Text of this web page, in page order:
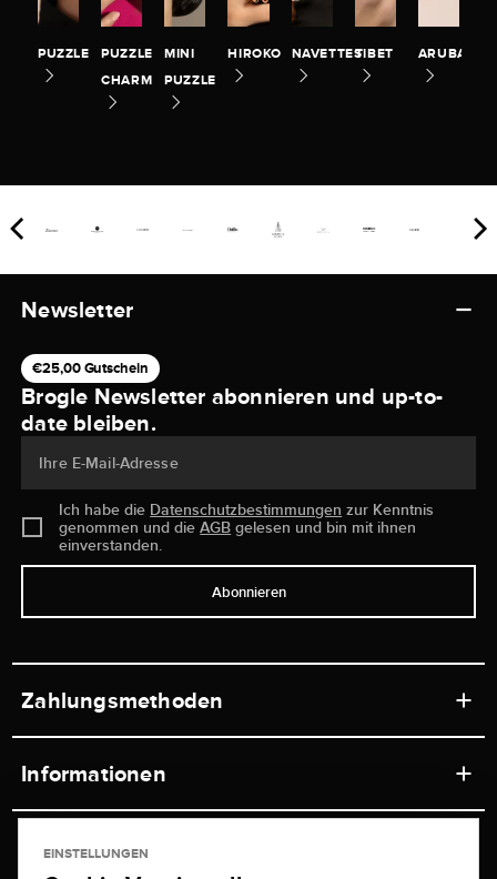
PUZZLE
PUZZLE
CHARM
MINI
PUZZLE
HIROKO NAVETTESTIBET ARUBA
Newsletter
€25,00 Gutschein
Brogle Newsletter abonnieren und up-to-
date bleiben.
Ihre E-Mail-Adresse
Ich habe die Datenschutzbestimmungen zur Kenntnis
genommen und dieAGB gelesen und bin mit ihnen
einverstanden.
Abonnieren
Zahlungsmethoden
Informationen
Service
EINSTELLUNGEN